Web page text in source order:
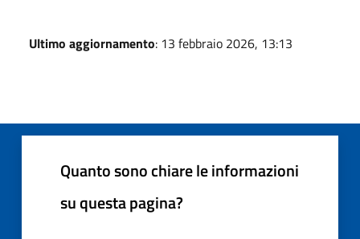
Ultimo aggiornamento: 13 febbraio 2026, 13:13
Quanto sono chiare le informazioni
su questa pagina?